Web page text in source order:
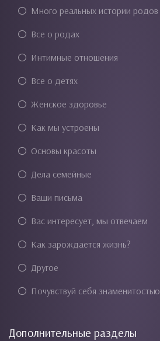
Много реальных истории родов
Все о родах
Интимные отношения
Все о детях
Женское здоровье
Как мы устроены
Основы красоты
Дела семейные
Ваши письма
Вас интересует, мы отвечаем
Как зарождается жизнь?
Другое
Почувствуй себя знаменитостью
Дополнительные разделы